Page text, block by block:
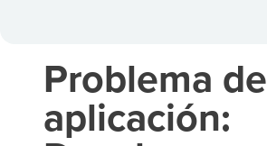
Problema de
aplicación: